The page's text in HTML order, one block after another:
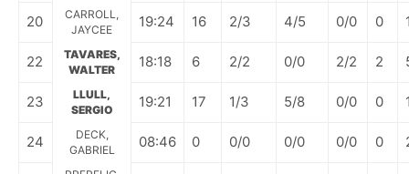
20
CARROLL,
JAYCEE
19:24 16 2/3 4/5 0/0 0
22
TAVARES,
WALTER
18:18 6 2/2 0/0 2/2 2
23
LLULL,
SERGIO
19:21 17 1/3 5/8 0/0 0
24
DECK,
GABRIEL
08:46 0 0/0 0/0 0/0 0